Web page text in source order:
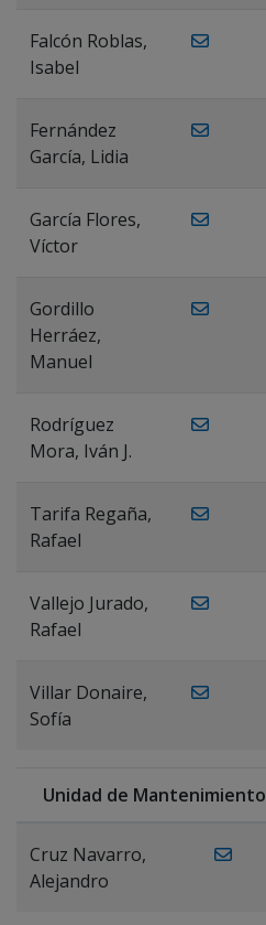
Falcón Roblas,
Isabel
Fernández
García, Lidia
García Flores,
Víctor
Gordillo
Herráez,
Manuel
Rodríguez
Mora, Iván J.
Tarifa Regaña,
Rafael
Vallejo Jurado,
Rafael
Villar Donaire,
Sofía
Unidad de Mantenimiento
Cruz Navarro,
Alejandro